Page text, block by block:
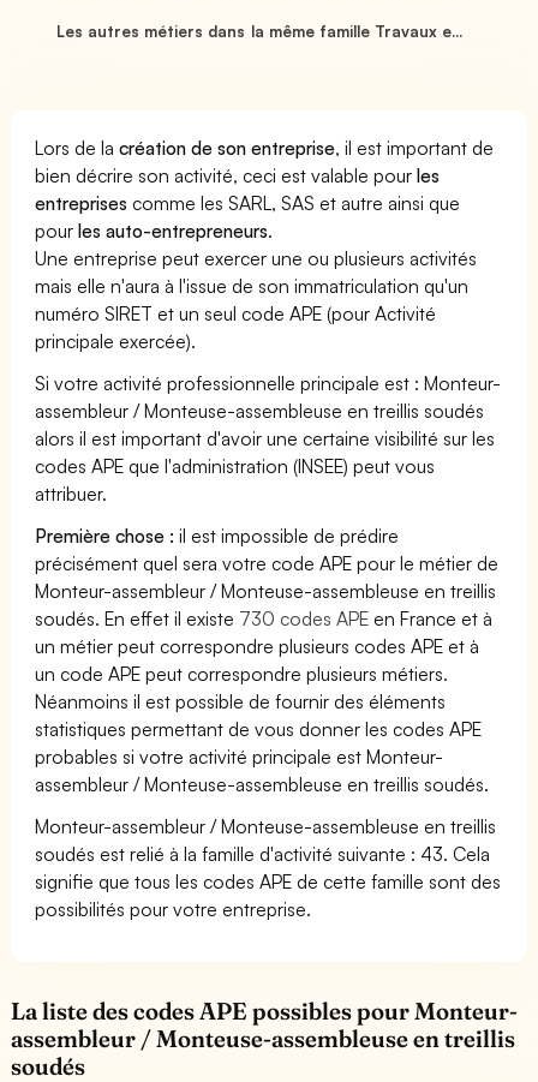
Les autres métiers dans la même famille Travaux e...
Lors de lacréation de son entreprise, il est important de
bien décrire son activité, ceci est valable pourles
entreprises comme les SARL, SAS et autre ainsi que
pourles auto-entrepreneurs.
Une entreprise peut exercer une ou plusieurs activités
mais elle n'aura à l'issue de son immatriculation qu'un
numéro SIRET et un seul code APE (pour Activité
principale exercée).
Si votre activité professionnelle principale est : Monteur-
assembleur / Monteuse-assembleuse en treillis soudés
alors il est important d'avoir une certaine visibilité sur les
codes APE que l'administration (INSEE) peut vous
attribuer.
Première chose : il est impossible de prédire
précisément quel sera votre code APE pour le métier de
Monteur-assembleur / Monteuse-assembleuse en treillis
soudés. En effet il existe 730 codes APE en France et à
un métier peut correspondre plusieurs codes APE et à
un code APE peut correspondre plusieurs métiers.
Néanmoins il est possible de fournir des éléments
statistiques permettant de vous donner les codes APE
probables si votre activité principale est Monteur-
assembleur / Monteuse-assembleuse en treillis soudés.
Monteur-assembleur / Monteuse-assembleuse en treillis
soudés est relié à la famille d'activité suivante : 43. Cela
signifie que tous les codes APE de cette famille sont des
possibilités pour votre entreprise.
La liste des codes APE possibles pour Monteur-
assembleur / Monteuse-assembleuse en treillis
soudés